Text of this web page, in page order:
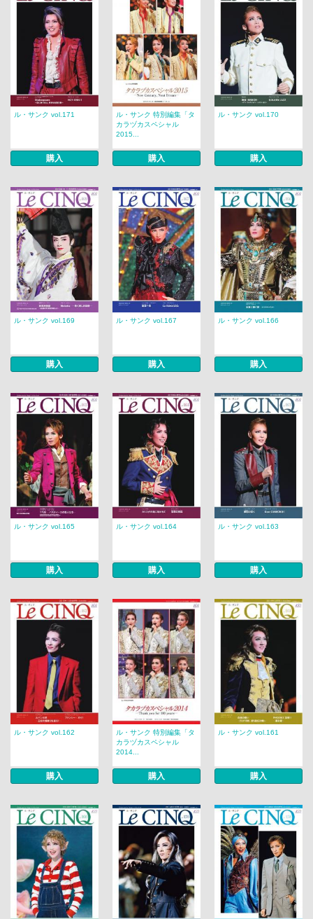
ル・サンク vol.171
購入
ル・サンク 特別編集「タ
カラヅカスペシャル
2015...
購入
ル・サンク vol.170
購入
ル・サンク vol.169
購入
ル・サンク vol.167
購入
ル・サンク vol.166
購入
ル・サンク vol.165
購入
ル・サンク vol.164
購入
ル・サンク vol.163
購入
ル・サンク vol.162
購入
ル・サンク 特別編集「タ
カラヅカスペシャル
2014...
購入
ル・サンク vol.161
購入